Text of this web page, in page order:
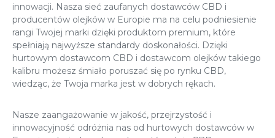
innowacji. Nasza sieć zaufanych dostawców CBD i
producentów olejków w Europie ma na celu podniesienie
rangi Twojej marki dzięki produktom premium, które
spełniają najwyższe standardy doskonałości. Dzięki
hurtowym dostawcom CBD i dostawcom olejków takiego
kalibru możesz śmiało poruszać się po rynku CBD,
wiedząc, że Twoja marka jest w dobrych rękach.
Nasze zaangażowanie w jakość, przejrzystość i
innowacyjność odróżnia nas od hurtowych dostawców w